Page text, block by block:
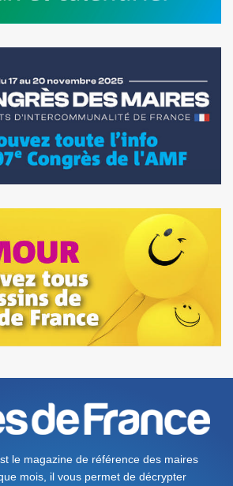
le magazine de référence des maires
mois, il vous permet de décrypter